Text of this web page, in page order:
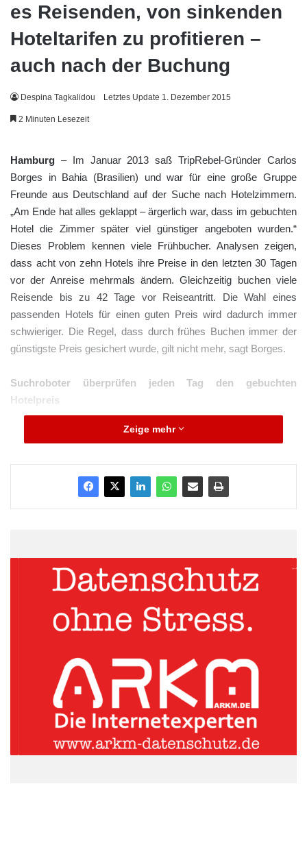
es Reisenden, von sinkenden
Hoteltarifen zu profitieren –
auch nach der Buchung
Despina Tagkalidou Letztes Update 1. Dezember 2015
2 Minuten Lesezeit
Hamburg – Im Januar 2013 saß TripRebel-Gründer Carlos
Borges in Bahia (Brasilien) und war für eine große Gruppe
Freunde aus Deutschland auf der Suche nach Hotelzimmern.
„Am Ende hat alles geklappt – ärgerlich war, dass im gebuchten
Hotel die Zimmer später viel günstiger angeboten wurden.“
Dieses Problem kennen viele Frühbucher. Analysen zeigen,
dass acht von zehn Hotels ihre Preise in den letzten 30 Tagen
vor der Anreise mehrmals ändern. Gleichzeitig buchen viele
Reisende bis zu 42 Tage vor Reiseantritt. Die Wahl eines
passenden Hotels für einen guten Preis wird dadurch immer
schwieriger. Die Regel, dass durch frühes Buchen immer der
günstigste Preis gesichert wurde, gilt nicht mehr, sagt Borges.
Suchroboter überprüfen jeden Tag den gebuchten
Hotelpreis
Abhilfe will TripRebel schaffen: Wer über die Seite des Startups
da immer ein Stornotarif gebucht wird. Das grenzt das Startup
auch von anderen Vergleichsportalen ab, die eine
Bieten die Hotels Upgrades an, erhalten das unsere Kunden
oftmals exklusiv“, erläutert Carlos Borges, der Tourismus
studierte und das Startup 2013 mit dem Neurowissenschaftler
Dr. Gernot Supp gründete. „Verbraucher können durchschnittlich
will, kann übrigens einen Teil des eingesparten Betrags an die
Welthungerhilfe für den Aufbau Nepals spenden.
ARKM.marketing
Zeige mehr